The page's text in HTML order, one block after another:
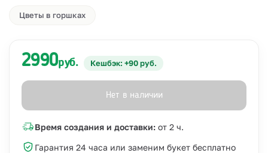
Цветы в горшках
2990руб. Кешбэк: +90 руб.
Нет в наличии
Время создания и доставки: от 2 ч.
Гарантия 24 часа или заменим букет бесплатно